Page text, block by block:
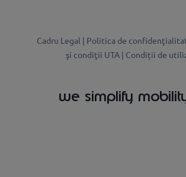
Cadru Legal | Politica de
şi condiţii UTA | Condiții de
we simplify